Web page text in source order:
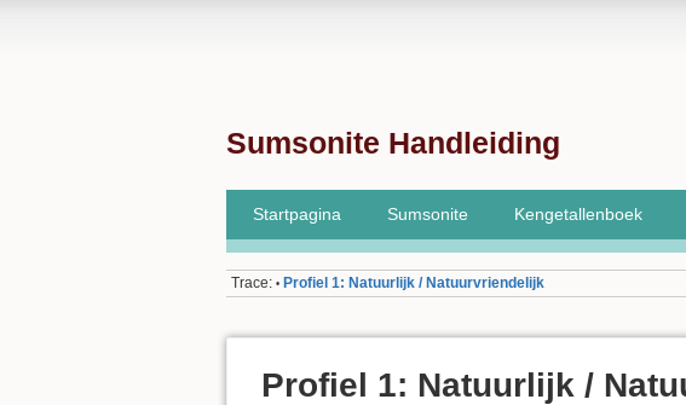
Sumsonite Handleiding
Startpagina Sumsonite Kengetallenboek
Trace: • Profiel 1: Natuurlijk / Natuurvriendelijk
Profiel 1: Natuurlijk /